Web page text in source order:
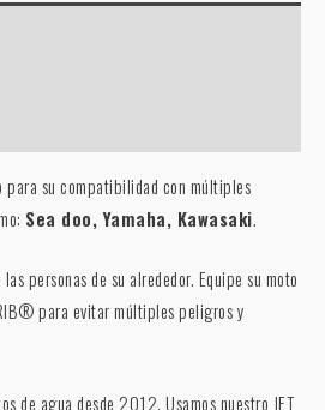
para su compatibilidad con múltiples
Sea doo, Yamaha, Kawasaki.
personas de su alrededor. Equipe su moto
para evitar múltiples peligros y
de agua desde 2012. Usamos nuestro JET